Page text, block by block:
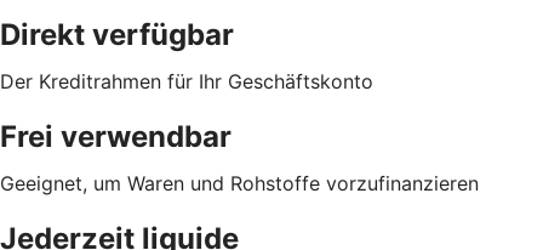
Direkt verfügbar
Der Kreditrahmen für Ihr Geschäftskonto
Frei verwendbar
Geeignet, um Waren und Rohstoffe vorzufinanzieren
Jederzeit liquide